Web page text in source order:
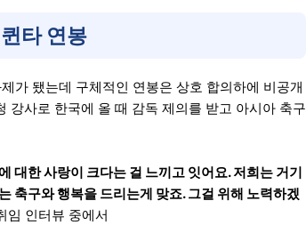
타 연봉
가 됐는데 구체적인 연봉은 상호 합의하에 비공개
강사로 한국에 올 때 감독 제의를 받고 아시아 축구
대한 사랑이 크다는 걸 느끼고 잇어요. 저희는 거기
축구와 행복을 드리는게 맞죠. 그걸 위해 노력하겠
인터뷰 중에서